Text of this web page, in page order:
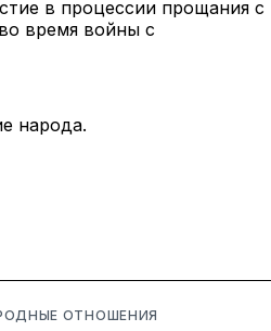
в процессии прощания с
время войны с
народа.
ОТНОШЕНИЯ